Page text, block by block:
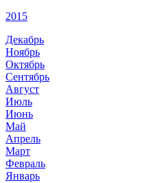
2015
Декабрь
Ноябрь
Октябрь
Сентябрь
Август
Июль
Июнь
Май
Апрель
Март
Февраль
Январь